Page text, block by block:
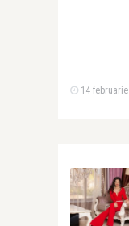
14 februarie